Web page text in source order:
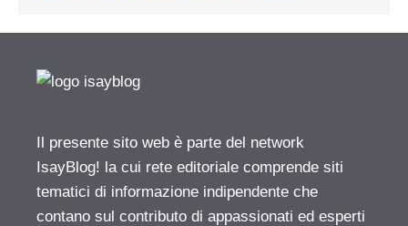
Il presente sito web è parte del network
IsayBlog! la cui rete editoriale comprende siti
tematici di informazione indipendente che
contano sul contributo di appassionati ed esperti